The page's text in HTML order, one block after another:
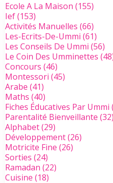
Ecole A La Maison (155)
Ief(153)
Activités Manuelles (66)
Les-Ecrits-De-Ummi (61)
Les Conseils De Ummi (56)
Le Coin Des Umminettes
Concours (46)
Montessori (45)
Arabe (41)
Maths (40)
Fiches Éducatives Par Ummi
Parentalité Bienveillante (32)
Alphabet(29)
Développement(26)
Motricite Fine (26)
Sorties (24)
Ramadan (22)
Cuisine (18)